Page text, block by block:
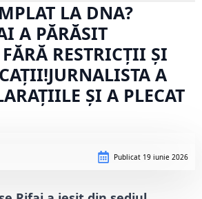
LA DNA?
A PĂRĂSIT
RESTRICȚII ȘI
A
ȘI A PLECAT
Publicat 19 iunie 2026